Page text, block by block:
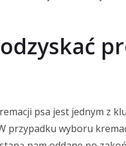
psa jest jednym z
przypadku wyboru